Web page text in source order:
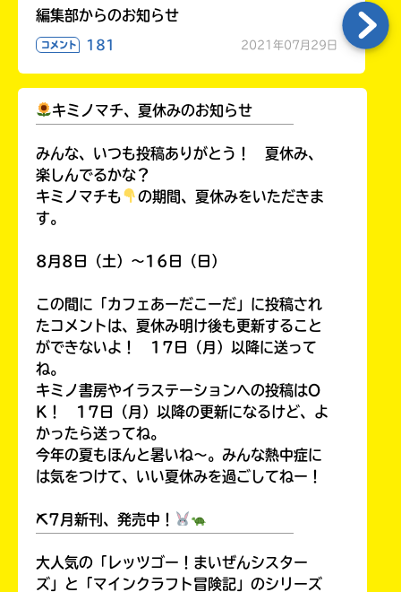
読める
このマチのことを
もっと知りたい
キミに
編集部からのお知らせ
コメント 181 2021年07月29日
キミノマチ、夏休みのお知らせ
みんな、いつも投稿ありがとう！ 夏休み、
楽しんでるかな？
キミノマチも
の期間、夏休みをいただきま
す。
8月8日（土）～16日（日）
この間に「カフェあーだこーだ」に投稿され
たコメントは、夏休み明け後も更新すること
ができないよ！ 17日（月）以降に送って
ね。
キミノ書房やイラステーションへの投稿はO
K！ 17日（月）以降の更新になるけど、よ
かったら送ってね。
今年の夏もほんと暑いね～。みんな熱中症に
は気をつけて、いい夏休みを過ごしてねー！
⛏7月新刊、発売中！
大人気の「レッツゴー！まいぜんシスター
ズ」と「マインクラフト冒険記」のシリーズ